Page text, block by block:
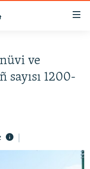
ve
sayısı 1200-